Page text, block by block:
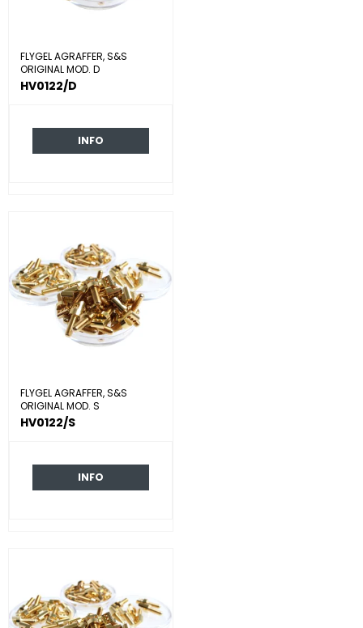
FLYGEL AGRAFFER, S&S
ORIGINAL MOD. D
HV0122/D
INFO
FLYGEL AGRAFFER, S&S
ORIGINAL MOD. S
HV0122/S
INFO